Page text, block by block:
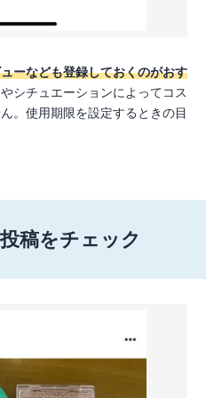
ーなども登録しておくのがおす
シチュエーションによってコス
。使用期限を設定するときの目
稿をチェック